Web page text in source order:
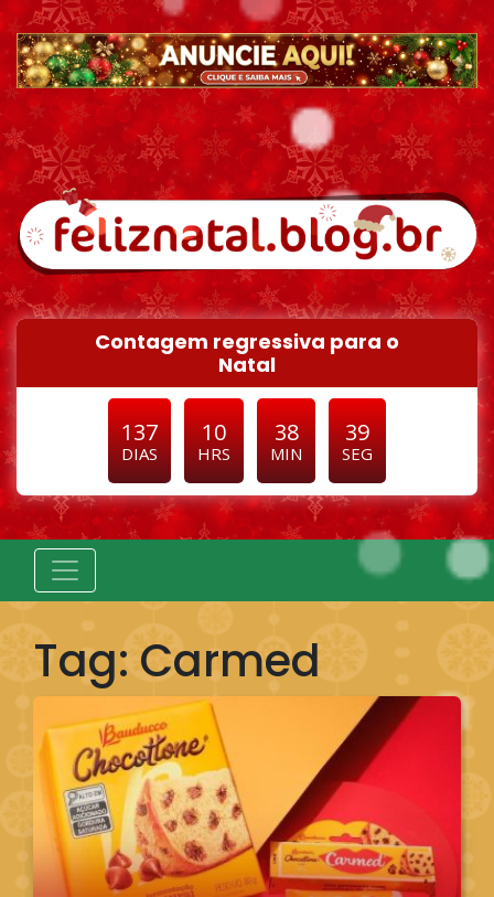
Pular para o conteúdo
Contagem regressiva para o
Natal
137
DIAS
10
HRS
38
MIN
38
SEG
Tag: Carmed